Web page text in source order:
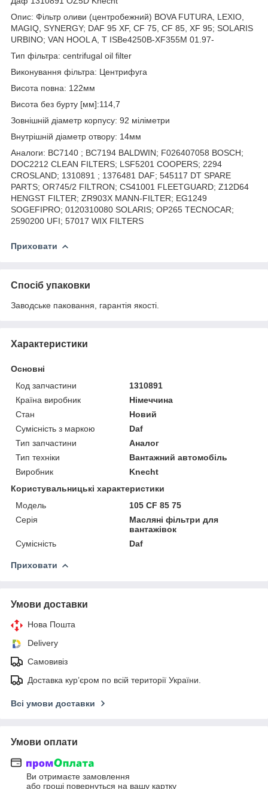
Опис: Фільтр оливи (центробежний) BOVA FUTURA, LEXIO,
MAGIQ, SYNERGY; DAF 95 XF, CF 75, CF 85, XF 95; SOLARIS
URBINO; VAN HOOL A, T ISBe4250B-XF355M 01.97-
Тип фільтра: centrifugal oil filter
Виконування фільтра: Центрифуга
Висота повна: 122мм
Висота без бурту [мм]:114,7
Зовнішній діаметр корпусу: 92 міліметри
Внутрішній діаметр отвору: 14мм
Аналоги: BC7140 ; BC7194 BALDWIN; F026407058 BOSCH;
DOC2212 CLEAN FILTERS; LSF5201 COOPERS; 2294
CROSLAND; 1310891 ; 1376481 DAF; 545117 DT SPARE
PARTS; OR745/2 FILTRON; CS41001 FLEETGUARD; Z12D64
HENGST FILTER; ZR903X MANN-FILTER; EG1249
SOGEFIPRO; 0120310080 SOLARIS; OP265 TECNOCAR;
2590200 UFI; 57017 WIX FILTERS
Приховати
Спосіб упаковки
Заводське паковання, гарантія якості.
Характеристики
Основні
Код запчастини
1310891
Країна виробник
Німеччина
Стан
Новий
Сумісність з маркою
Daf
Тип запчастини
Аналог
Тип техніки
Вантажний автомобіль
Виробник
Knecht
Користувальницькі характеристики
Мoдель
105 CF 85 75
Серія
Масляні фільтри для
вантажівок
Сумісність
Daf
Приховати
Умови доставки
Нова Пошта
Delivery
Самовивіз
Доставка кур’єром по всій території України.
Всі умови доставки
Умови оплати
Ви отримаєте замовлення
або гроші повернуться на вашу картку